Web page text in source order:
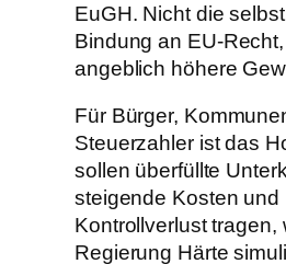
EuGH. Nicht die
Bindung an EU-
angeblich höhere
Für Bürger,
Steuerzahler ist das
sollen überfüllte
steigende Kosten und
Kontrollverlust tragen,
Regierung Härte